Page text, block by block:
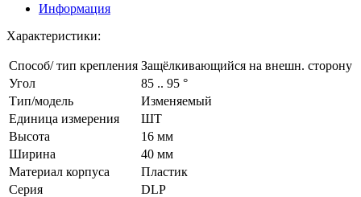
Информация
Характеристики:
Способ/ тип крепления Защёлкивающийся на внешн. сторону
Угол
85 .. 95 °
Тип/модель
Изменяемый
Единица измерения
ШТ
Высота
16 мм
Ширина
40 мм
Материал корпуса
Пластик
Серия
DLP